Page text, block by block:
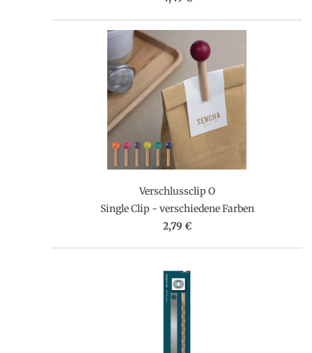
Verschlussclip O
Single Clip - verschiedene Farben
2,79 €